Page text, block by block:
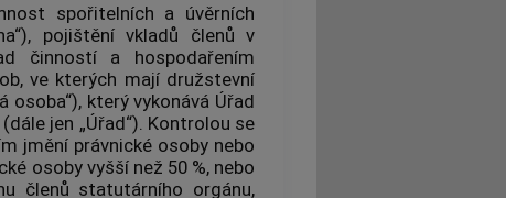
spořitelních a úvěrních
pojištění vkladů členů v
činností a hospodařením
ve kterých mají družstevní
osoba“), který vykonává Úřad
jen „Úřad“). Kontrolou se
jmění právnické osoby nebo
osoby vyšší než 50 %, nebo
členů statutárního orgánu,